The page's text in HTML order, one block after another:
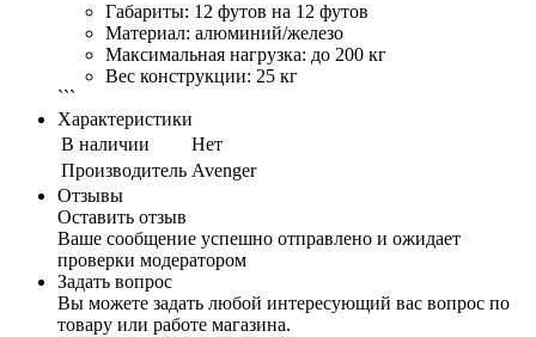
Габариты: 12 футов на 12 футов
Материал: алюминий/железо
Максимальная нагрузка: до 200 кг
Вес конструкции: 25 кг
```
Характеристики
В наличии
Нет
Производитель Avenger
Отзывы
Оставить отзыв
Ваше сообщение успешно отправлено и ожидает
проверки модератором
Задать вопрос
Вы можете задать любой интересующий вас вопрос по
товару или работе магазина.